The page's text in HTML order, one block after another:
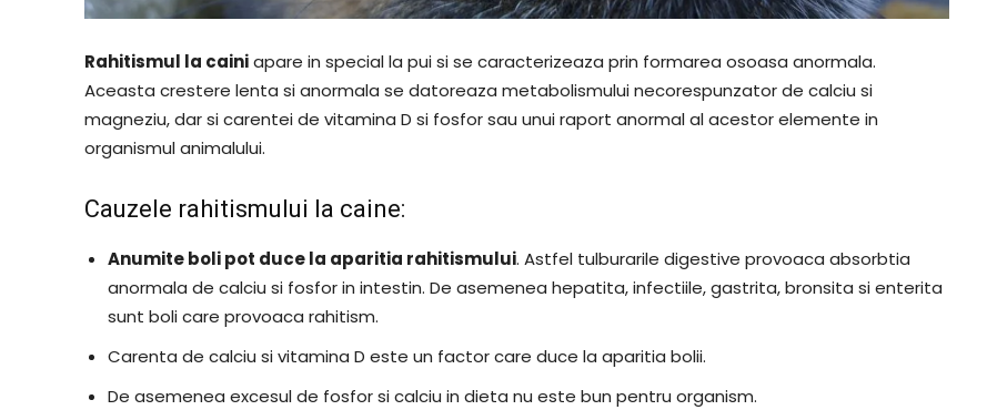
Rahitismul la cainiapare in special la pui si se caracterizeaza prin formarea osoasa anormala.
Aceasta crestere lenta si anormala se datoreaza metabolismului necorespunzator de calciu si
magneziu, dar si carentei de vitamina D si fosfor sau unui raport anormal al acestor elemente in
organismul animalului.
Cauzele rahitismului la caine:
Anumite boli pot duce la aparitia rahitismului. Astfel tulburarile digestive provoaca absorbtia
anormala de calciu si fosfor in intestin. De asemenea hepatita, infectiile, gastrita, bronsita si enterita
sunt boli care provoaca rahitism.
Carenta de calciu si vitamina D este un factor care duce la aparitia bolii.
De asemenea excesul de fosfor si calciu in dieta nu este bun pentru organism.